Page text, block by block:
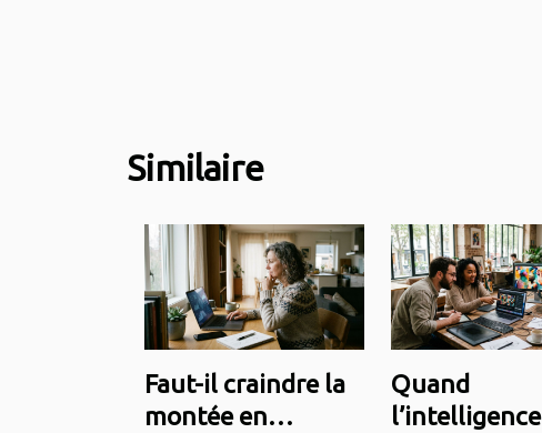
Similaire
Faut-il craindre la
montée en
Quand
l’intelligence